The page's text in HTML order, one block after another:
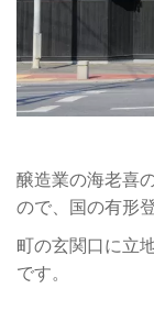
醸造業の海老喜
ので、国の有形
町の玄関口に立
です。